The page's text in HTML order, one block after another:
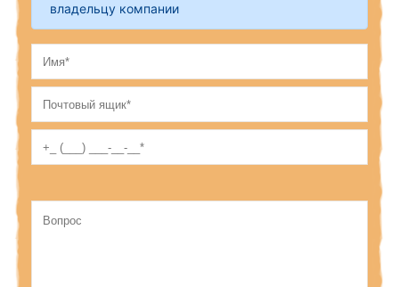
владельцу компании